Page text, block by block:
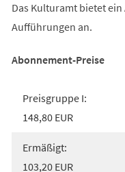
Das Kulturamt bietet
Aufführungen an.
Abonnement-Preise
Preisgruppe I:
148,80 EUR
Ermäßigt:
103,20 EUR